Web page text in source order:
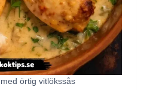
örtig vitlökssås